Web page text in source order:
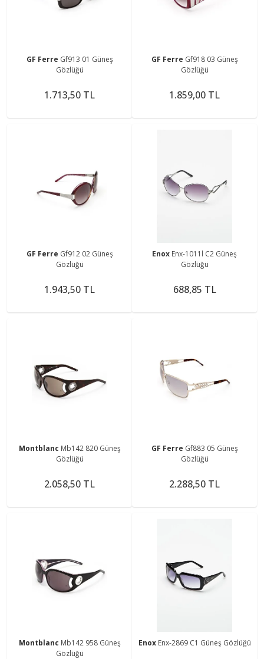
GF Ferre Gf913 01 Güneş
Gözlüğü
1.713,50 TL
GF Ferre Gf918 03 Güneş
Gözlüğü
1.859,00 TL
GF Ferre Gf912 02 Güneş
Gözlüğü
1.943,50 TL
Enox Enx-1011l C2 Güneş
Gözlüğü
688,85 TL
Montblanc Mb142 820 Güneş
Gözlüğü
2.058,50 TL
GF Ferre Gf883 05 Güneş
Gözlüğü
2.288,50 TL
Montblanc Mb142 958 Güneş
Gözlüğü
Enox Enx-2869 C1 Güneş Gözlüğü